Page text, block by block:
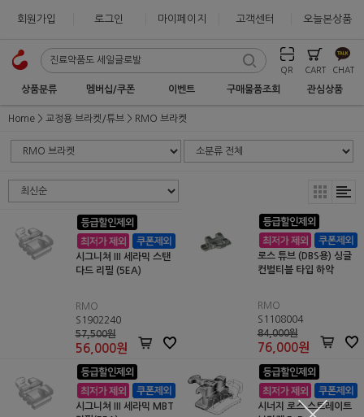
회원가입 로그인 마이페이지 고객센터 오늘본상품
QR CART CHAT
상품분류 멤버십/쿠폰 이벤트 구매물품조회 관심상품
Home 교정용 브라켓/튜브 RMO 브라켓
시그니쳐 III 세라믹 스탠
다드 리필 (5EA)
RMO
S1902240
57,500원
56,000원
로스 튜브 (DBS용) 싱글
컨벌티블 타입 하악
RMO
S1108004
84,000원
76,000원
시그니쳐 III 세라믹 MBT
시너지 로스 스트레이트